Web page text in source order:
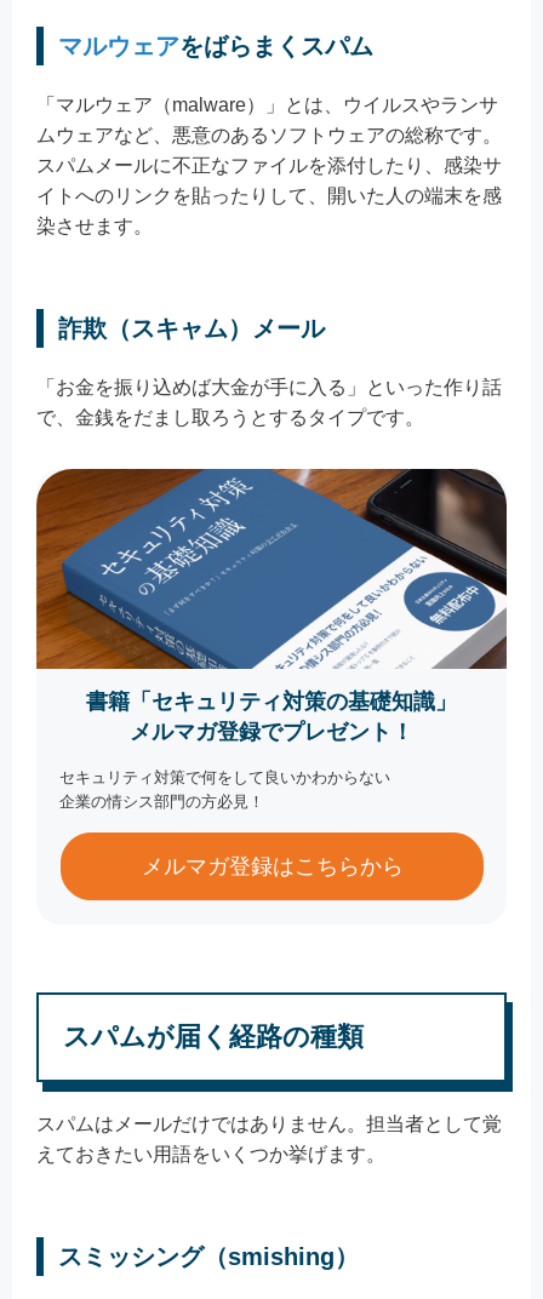
マルウェアをばらまくスパム
「マルウェア（malware）」とは、ウイルスやランサ
ムウェアなど、悪意のあるソフトウェアの総称です。
スパムメールに不正なファイルを添付したり、感染サ
イトへのリンクを貼ったりして、開いた人の端末を感
染させます。
詐欺（スキャム）メール
「お金を振り込めば大金が手に入る」といった作り話
で、金銭をだまし取ろうとするタイプです。
書籍「セキュリティ対策の基礎知識」
メルマガ登録でプレゼント！
セキュリティ対策で何をして良いかわからない
企業の情シス部門の方必見！
メルマガ登録はこちらから
スパムが届く経路の種類
スパムはメールだけではありません。担当者として覚
えておきたい用語をいくつか挙げます。
スミッシング（smishing）